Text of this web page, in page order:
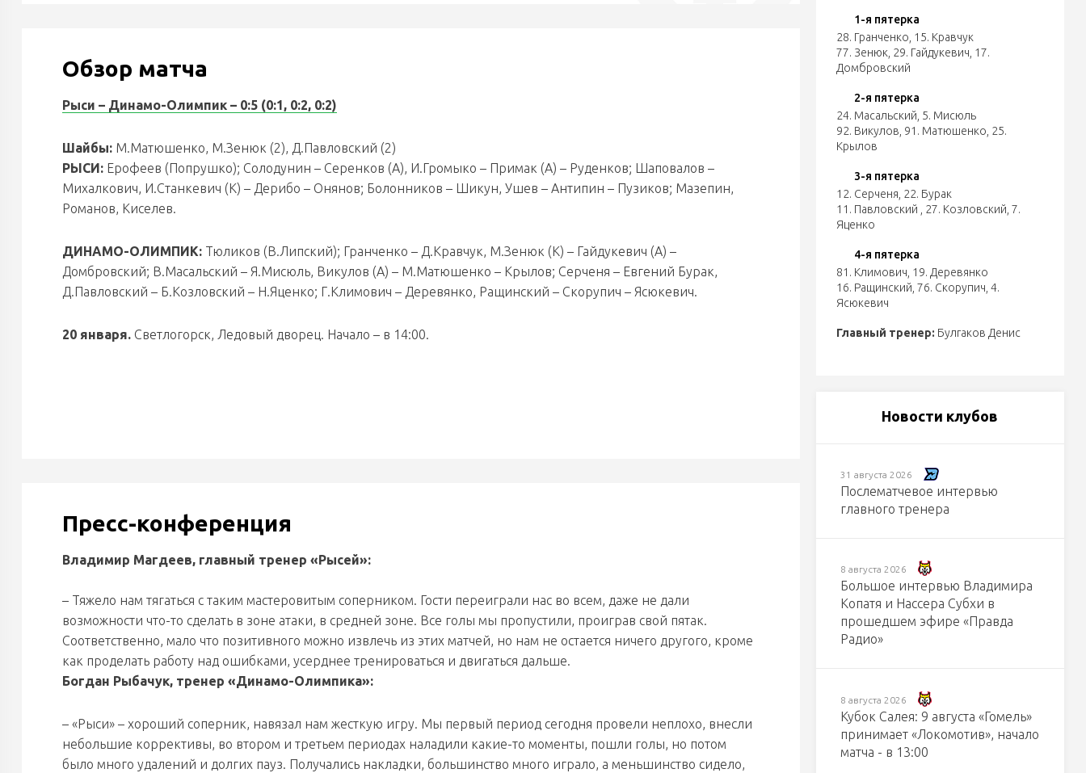
Обзор матча
Рыси – Динамо-Олимпик – 0:5 (0:1, 0:2, 0:2)
Шайбы: М.Матюшенко, М.Зенюк (2), Д.Павловский (2)
РЫСИ: Ерофеев (Попрушко); Солодунин – Серенков (А), И.Громыко – Примак (А) – Руденков; Шаповалов –
Михалкович, И.Станкевич (К) – Дерибо – Онянов; Болонников – Шикун, Ушев – Антипин – Пузиков; Мазепин,
Романов, Киселев.
ДИНАМО-ОЛИМПИК: Тюликов (В.Липский); Гранченко – Д.Кравчук, М.Зенюк (К) – Гайдукевич (А) –
Домбровский; В.Масальский – Я.Мисюль, Викулов (А) – М.Матюшенко – Крылов; Серченя – Евгений Бурак,
Д.Павловский – Б.Козловский – Н.Яценко; Г.Климович – Деревянко, Ращинский – Скорупич – Ясюкевич.
20 января. Светлогорск, Ледовый дворец. Начало – в 14:00.
Пресс-конференция
Владимир Магдеев, главный тренер «Рысей»:
– Тяжело нам тягаться с таким мастеровитым соперником. Гости переиграли нас во всем, даже не дали
возможности что-то сделать в зоне атаки, в средней зоне. Все голы мы пропустили, проиграв свой пятак.
Соответственно, мало что позитивного можно извлечь из этих матчей, но нам не остается ничего другого, кроме
как проделать работу над ошибками, усерднее тренироваться и двигаться дальше.
Богдан Рыбачук, тренер «Динамо-Олимпика»:
– «Рыси» – хороший соперник, навязал нам жесткую игру. Мы первый период сегодня провели неплохо, внесли
небольшие коррективы, во втором и третьем периодах наладили какие-то моменты, пошли голы, но потом
было много удалений и долгих пауз. Получались накладки, большинство много играло, а меньшинство сидело,
1-я пятерка
28. Гранченко 15. Кравчук
77. Зенюк 29. Гайдукевич 17.
Домбровский
2-я пятерка
24. Масальский 5. Мисюль
92. Викулов 91. Матюшенко 25.
Крылов
3-я пятерка
12. Серченя 22. Бурак
11. Павловский
27. Козловский 7.
Яценко
4-я пятерка
81. Климович 19. Деревянко
16. Ращинский 76. Скорупич 4.
Ясюкевич
Главный тренер: Булгаков Денис
Новости клубов
31 августа 2026
Послематчевое интервью
главного тренера
8 августа 2026
Большое интервью Владимира
Копатя и Нассера Субхи в
прошедшем эфире «Правда
Радио»
8 августа 2026
Кубок Салея: 9 августа «Гомель»
принимает «Локомотив», начало
матча - в 13:00